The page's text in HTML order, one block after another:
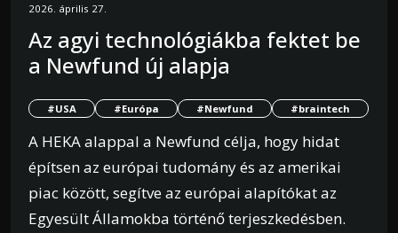
2026. április 27.
Az agyi technológiákba fektet be
a Newfund új alapja
#USA #Európa #Newfund #braintech
A HEKA alappal a Newfund célja, hogy hidat
építsen az európai tudomány és az amerikai
piac között, segítve az európai alapítókat az
Egyesült Államokba történő terjeszkedésben.